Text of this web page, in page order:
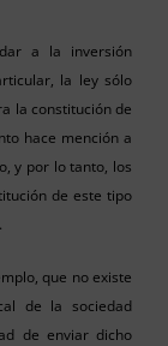
a la inversión
la ley sólo
la constitución de
hace mención a
y por lo tanto, los
de este tipo
que no existe
de la sociedad
de enviar dicho